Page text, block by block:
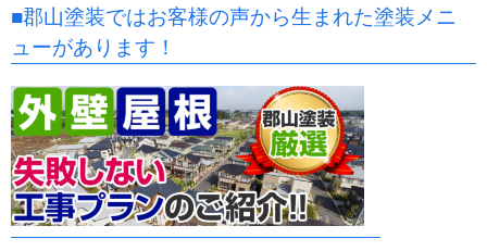
■郡山塗装ではお客様の声から生まれた塗装メニ
ューがあります！